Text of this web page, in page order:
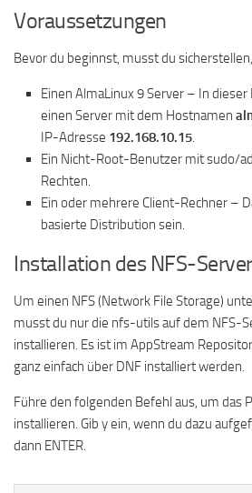
Voraussetzungen
Bevor du beginnst, musst du
Einen AlmaLinux 9 Server – In
einen Server mit dem Hostnamen
IP-Adresse 192.168.10.15.
Ein Nicht-Root-Benutzer mit sudo/
Rechten.
Ein oder mehrere Client-Rechner –
basierte Distribution sein.
Installation des NFS-
Um einen NFS (Network File Storage)
musst du nur die nfs-utils auf dem NFS-
installieren. Es ist im AppStream
ganz einfach über DNF installiert werden.
Führe den folgenden Befehl aus, um das
installieren. Gib y ein, wenn du dazu
dann ENTER.